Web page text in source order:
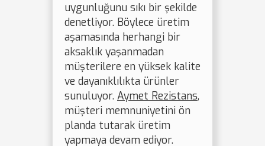
uygunluğunu sıkı bir şekilde
denetliyor. Böylece üretim
aşamasında herhangi bir
aksaklık yaşanmadan
müşterilere en yüksek kalite
ve dayanıklılıkta ürünler
sunuluyor. Aymet Rezistans,
müşteri memnuniyetini ön
planda tutarak üretim
yapmaya devam ediyor.